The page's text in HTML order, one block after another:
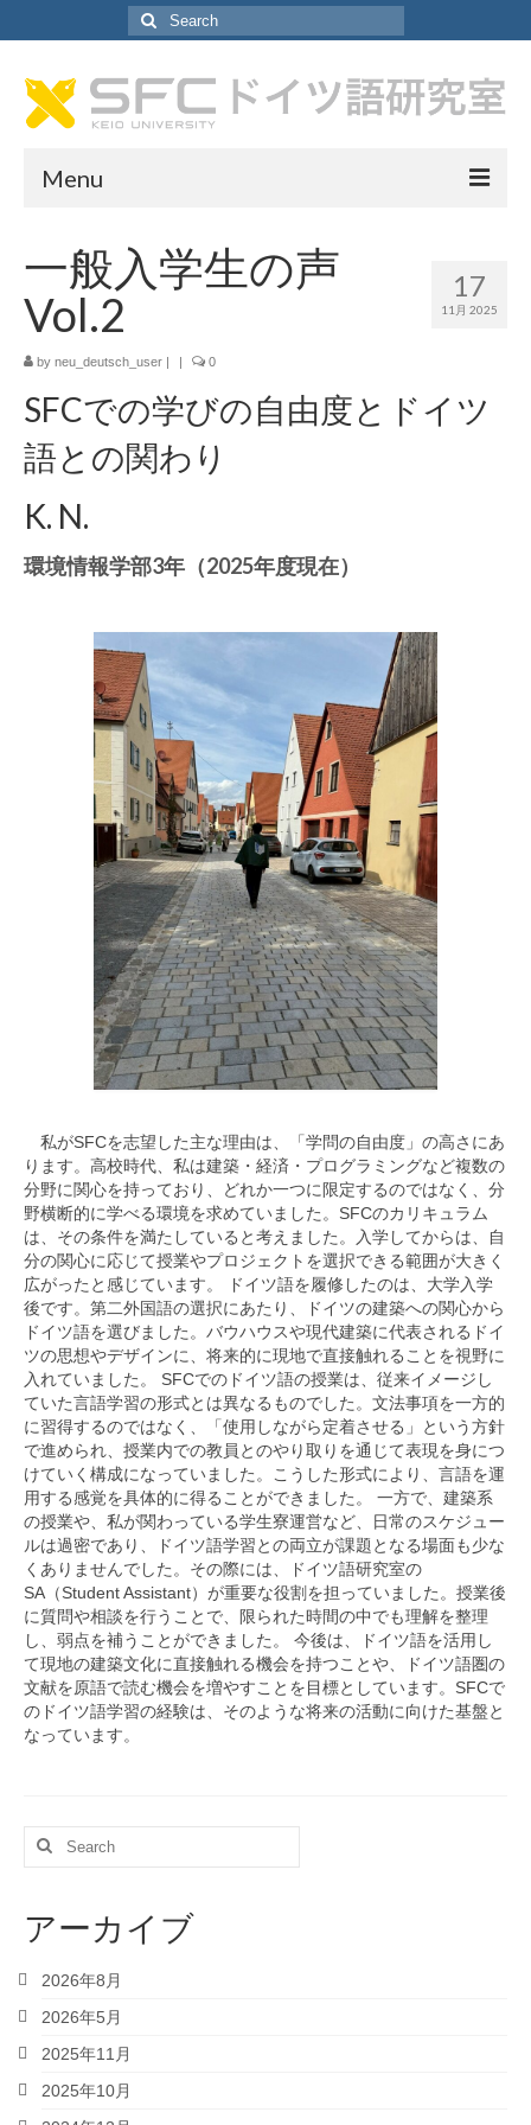
Search
for:
Menu
ドイツ語研究室について
ドイツ語研究室について
教員紹介
SFCのドイツ語教育
学生プロジェクト紹介
教材
履修者向け情報
履修者の方へ
外部の検定試験
ドイツ語キーボードについて
FAQ
留学に関する情報
留学体験報告
短期海外研修報告
留学先からのお便り
派遣交換留学
短期海外研修
海外研修報告会
短期海外研修先一覧
海外研修先の探し方
その他の留学
奨学金
履修者の声
OB・OGの声
一般入学生の声
AO入学生の声
その他
リンク集
お問い合わせ
日本語
17
11月 2025
一般入学生の声
Vol.2
by neu_deutsch_user | | 0
SFCでの学びの自由度とドイツ
語との関わり
K. N.
環境情報学部3年（2025年度現在）
私がSFCを志望した主な理由は、「学問の自由度」の高さにあ
ります。高校時代、私は建築・経済・プログラミングなど複数の
分野に関心を持っており、どれか一つに限定するのではなく、分
野横断的に学べる環境を求めていました。SFCのカリキュラム
は、その条件を満たしていると考えました。入学してからは、自
分の関心に応じて授業やプロジェクトを選択できる範囲が大きく
広がったと感じています。 ドイツ語を履修したのは、大学入学
後です。第二外国語の選択にあたり、ドイツの建築への関心から
ドイツ語を選びました。バウハウスや現代建築に代表されるドイ
ツの思想やデザインに、将来的に現地で直接触れることを視野に
入れていました。 SFCでのドイツ語の授業は、従来イメージし
ていた言語学習の形式とは異なるものでした。文法事項を一方的
に習得するのではなく、「使用しながら定着させる」という方針
で進められ、授業内での教員とのやり取りを通じて表現を身につ
けていく構成になっていました。こうした形式により、言語を運
用する感覚を具体的に得ることができました。 一方で、建築系
の授業や、私が関わっている学生寮運営など、日常のスケジュー
ルは過密であり、ドイツ語学習との両立が課題となる場面も少な
くありませんでした。その際には、ドイツ語研究室の
SA（Student Assistant）が重要な役割を担っていました。授業後
に質問や相談を行うことで、限られた時間の中でも理解を整理
し、弱点を補うことができました。 今後は、ドイツ語を活用し
て現地の建築文化に直接触れる機会を持つことや、ドイツ語圏の
文献を原語で読む機会を増やすことを目標としています。SFCで
のドイツ語学習の経験は、そのような将来の活動に向けた基盤と
なっています。
Search
アーカイブ
2026年8月
2026年5月
2025年11月
2025年10月